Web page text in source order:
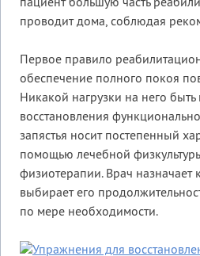
пациент большую часть
проводит дома, соблюдая
Первое правило
обеспечение полного покоя
Никакой нагрузки на него
восстановления
запястья носит постепенный
помощью лечебной
физиотерапии. Врач назначает
выбирает его
по мере необходимости.